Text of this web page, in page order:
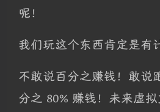
呢！
我们玩这个东西肯定是有
不敢说百分之赚钱！敢说
分之 80% 赚钱！未来虚